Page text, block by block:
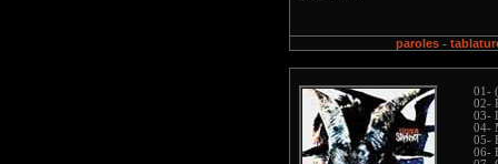
paroles -
01-
02-
03-
04-
05-
06-